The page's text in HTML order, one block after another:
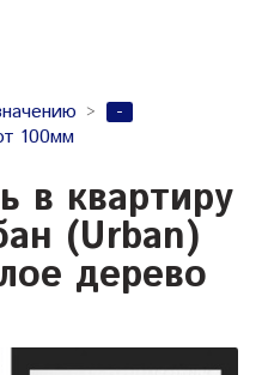
-
100мм
в квартиру
(Urban)
дерево